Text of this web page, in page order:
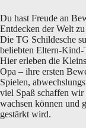
Du hast Freude an
Entdecken der Welt
Die TG Schildesche
beliebten Eltern-Kind-
Hier erleben die
Opa – ihre ersten
Spielen,
viel Spaß schaffen
wachsen können und
gestärkt wird.